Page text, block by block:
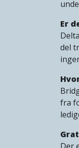
Er
del
fra